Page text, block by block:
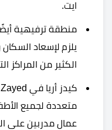
ايت.
منطقة ترفيهية
يلزم لإسعاد
الكثير من المراكز
متعددة لجميع
عمال مدربين على